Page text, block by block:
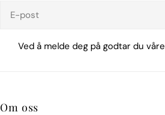
post
Ved å melde deg på godtar du våre
Om oss